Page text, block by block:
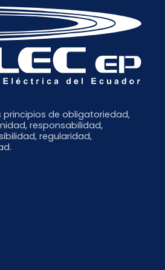
principios de obligatoriedad,
responsabilidad,
regularidad,